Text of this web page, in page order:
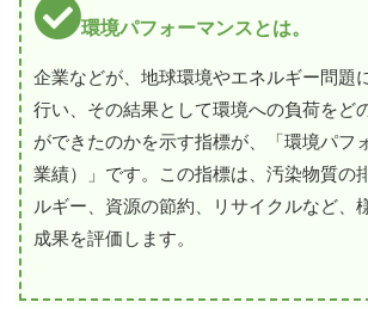
環境パフォーマンスとは。
企業などが、地球環境やエネルギー問題
行い、その結果として環境への負荷をど
ができたのかを示す指標が、「環境パフ
業績）」です。この指標は、汚染物質の
ルギー、資源の節約、リサイクルなど、
成果を評価します。